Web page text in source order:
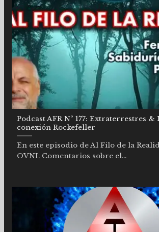
Podcast AFR Nº 177: Extraterrestres
conexión Rockefeller
En este episodio de Al Filo de la
OVNI. Comentarios sobre el...